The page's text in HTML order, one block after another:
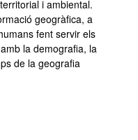
i ambiental.
geogràfica, a
fent servir els
la demografia, la
de la geografia